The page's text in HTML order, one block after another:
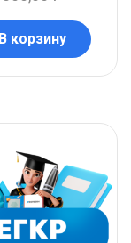
В корзину